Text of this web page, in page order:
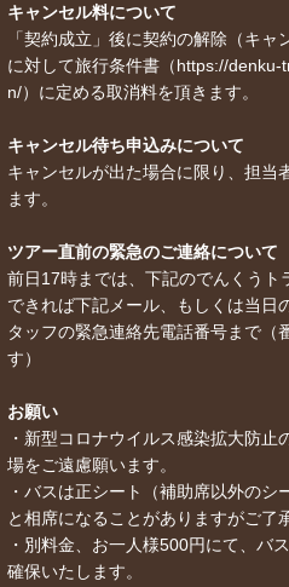
キャンセル料について
「契約成立」後に契約の解除（キ
に対して旅行条件書（https://
n/）に定める取消料を頂きます。
キャンセル待ち申込みについて
キャンセルが出た場合に限り、担当
ます。
ツアー直前の緊急のご連絡について
前日17時までは、下記のでんくうト
できれば下記メール、もしくは当日
タッフの緊急連絡先電話番号まで（
す）
お願い
・新型コロナウイルス感染拡大防
場をご遠慮願います。
・バスは正シート（補助席以外の
と相席になることがありますがご了
・別料金、お一人様500円にて、バ
確保いたします。